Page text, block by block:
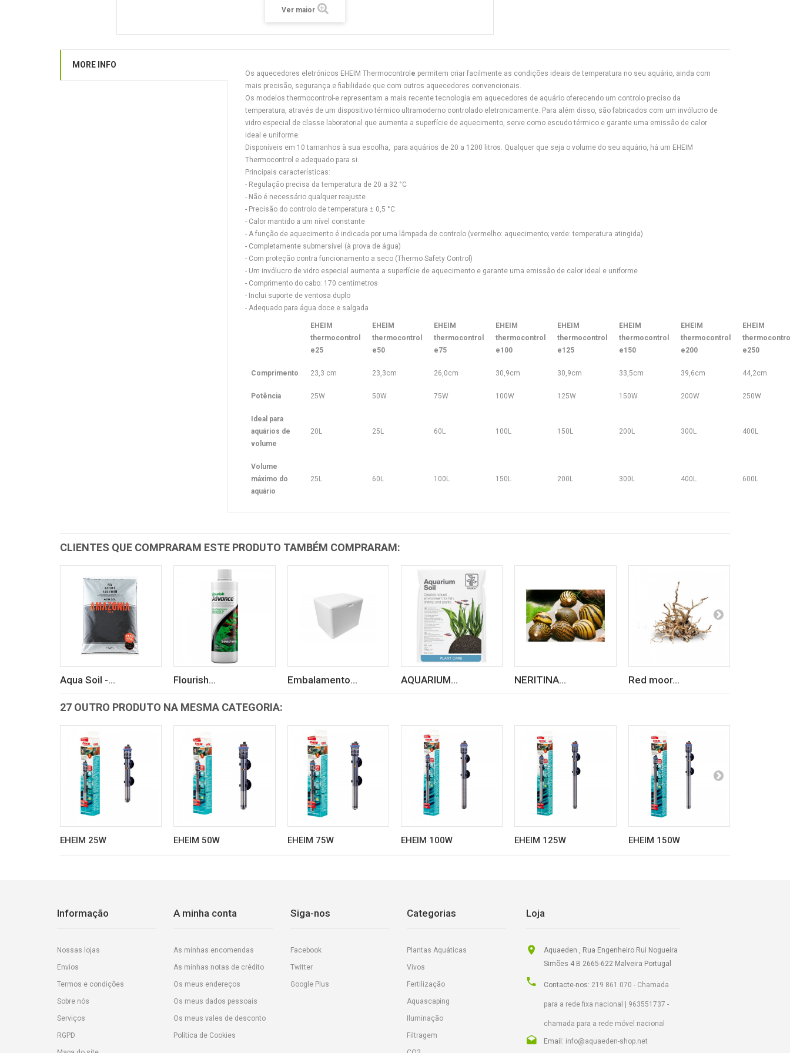
Ver maior
MORE INFO
Os aquecedores eletrónicos EHEIM Thermocontrol e permitem criar facilmente as condições ideais de temperatura no seu aquário, ainda com
mais precisão, segurança e fiabilidade que com outros aquecedores convencionais.
Os modelos thermocontrol-e representam a mais recente tecnologia em aquecedores de aquário oferecendo um controlo preciso da
temperatura, através de um dispositivo térmico ultramoderno controlado eletronicamente. Para além disso, são fabricados com um invólucro de
vidro especial de classe laboratorial que aumenta a superfície de aquecimento, serve como escudo térmico e garante uma emissão de calor
ideal e uniforme.
Disponíveis em 10 tamanhos à sua escolha, para aquários de 20 a 1200 litros. Qualquer que seja o volume do seu aquário, há um EHEIM
Thermocontrol e adequado para si.
Principais características:
- Regulação precisa da temperatura de 20 a 32 °C
- Não é necessário qualquer reajuste
- Precisão do controlo de temperatura ± 0,5 °C
- Calor mantido a um nível constante
- A função de aquecimento é indicada por uma lâmpada de controlo (vermelho: aquecimento; verde: temperatura atingida)
- Completamente submersível (à prova de água)
- Com proteção contra funcionamento a seco (Thermo Safety Control)
- Um invólucro de vidro especial aumenta a superfície de aquecimento e garante uma emissão de calor ideal e uniforme
- Comprimento do cabo: 170 centímetros
- Inclui suporte de ventosa duplo
- Adequado para água doce e salgada
EHEIM
thermocontrol
e25
EHEIM
thermocontrol
e50
EHEIM
thermocontrol
e75
EHEIM
thermocontrol
e100
EHEIM
thermocontrol
e125
EHEIM
thermocontrol
e150
EHEIM
thermocontrol
e200
EHEIM
e250
Comprimento 23,3 cm 23,3cm 26,0cm 30,9cm 30,9cm 33,5cm 39,6cm 44,2cm
Potência 25W 50W 75W 100W 125W 150W 200W 250W
Ideal para
aquários de
volume
20L 25L 60L 100L 150L 200L 300L 400L
Volume
máximo do
aquário
25L 60L 100L 150L 200L 300L 400L 600L
CLIENTES QUE COMPRARAM ESTE PRODUTO TAMBÉM COMPRARAM:
Aqua Soil -... Flourish... Embalamento... AQUARIUM... NERITINA... Red moor...
27 OUTRO PRODUTO NA MESMA CATEGORIA:
EHEIM 25W EHEIM 50W EHEIM 75W EHEIM 100W EHEIM 125W EHEIM 150W
Informação
Nossas lojas
Envios
Termos e condições
Sobre nós
Serviços
RGPD
A minha conta
As minhas encomendas
As minhas notas de crédito
Os meus endereços
Os meus dados pessoais
Os meus vales de desconto
Política de Cookies
Siga-nos
Facebook
Twitter
Google Plus
Categorias
Plantas Aquáticas
Vivos
Fertilização
Aquascaping
Iluminação
Filtragem
Loja
Aquaeden , Rua Engenheiro Rui Nogueira
Simões 4 B 2665-622 Malveira Portugal
Contacte-nos: 219 861 070 - Chamada
para a rede fixa nacional | 963551737 -
chamada para a rede móvel nacional
Email: info@aquaeden-shop.net